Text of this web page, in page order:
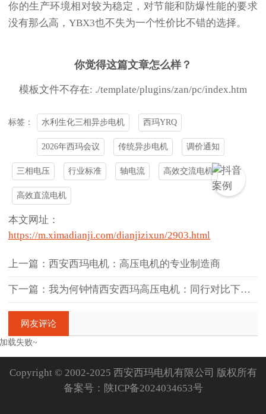
你的生产环境相对较为稳定，对节能和防爆性能的要求
没有那么高，YBX3也不失为一个性价比不错的选择。
你觉得这篇文章怎么样？
模板文件不存在: ./template/plugins/zan/pc/index.htm
标签： 水利生化三相异步电机 西玛YRQ
2026年西玛会议 传统异步电机 调价通知
三相电压 行业标准 轴电流 高效交流电机
高效直流电机
本文网址：
https://m.ximadianji.com/dianjizixun/2903.html
上一篇：西安西玛电机：高压电机的专业制造商
下一篇：我为何钟情西安西玛高压电机：同行对比下的三大独特优势
网友评论
加载失败~
Copyright © 2002-2025 西安西玛电机有限公司 版权所有
备案号： 陕ICP备2024034653号